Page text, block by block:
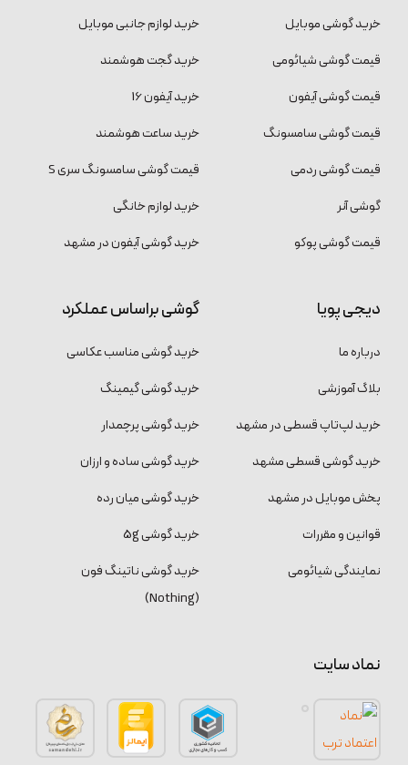
خرید گوشی موبایل
قیمت گوشی شیائومی
قیمت گوشی آیفون
قیمت گوشی سامسونگ
قیمت گوشی ردمی
گوشی آنر
قیمت گوشی پوکو
خرید لوازم جانبی موبایل
خرید گجت هوشمند
خرید آیفون 16
خرید ساعت هوشمند
قیمت گوشی سامسونگ سری S
خرید لوازم خانگی
خرید گوشی آیفون در مشهد
دیجی پویا
درباره ما
بلاگ آموزشی
خرید لپ‌تاپ قسطی در مشهد
خرید گوشی قسطی مشهد
پخش موبایل در مشهد
قوانین و مقررات
نمایندگی شیائومی
گوشی براساس عملکرد
خرید گوشی مناسب عکاسی
خرید گوشی گیمینگ
خرید گوشی پرچمدار
خرید گوشی ساده و ارزان
خرید گوشی میان رده
خرید گوشی 5g
خرید گوشی ناتینگ فون
(Nothing)
نماد سایت